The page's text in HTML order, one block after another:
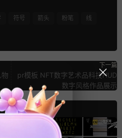
符号 箭头 粉笔 线
下一篇
pr模板 NFT数字艺术品科技HUD
数字风格作品展示